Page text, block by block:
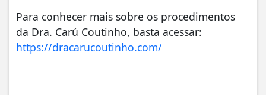
Para conhecer mais sobre os procedimentos
da Dra. Carú Coutinho, basta acessar:
https://dracarucoutinho.com/